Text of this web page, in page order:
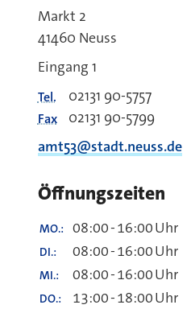
Markt 2
41460 Neuss
Eingang 1
Tel. 02131 90-5757
Fax
02131 90-5799
amt53@stadt.neuss.de
Öffnungszeiten
MO. 08:00-16:00Uhr
DI. 08:00-16:00Uhr
MI. 08:00-16:00Uhr
DO. 13:00-18:00Uhr